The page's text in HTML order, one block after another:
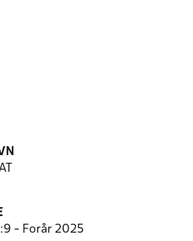
- Forår 2025